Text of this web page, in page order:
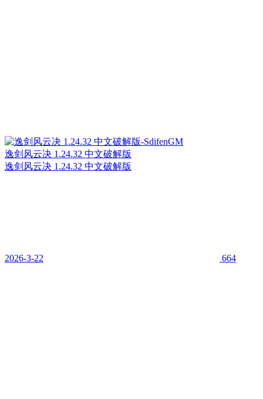
逸剑风云决 1.24.32 中文破解版
逸剑风云决 1.24.32 中文破解版
2026-3-22 664